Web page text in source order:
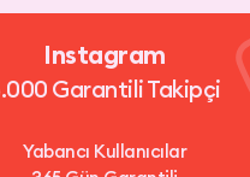
Ödeme
Instagram
Garantili Takipçi
Yabancı Kullanıcılar